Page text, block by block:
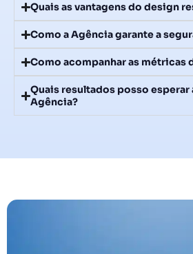
Quais as vantagens do design
Como a Agência garante a
Como acompanhar as métricas
Quais resultados posso esperar
Agência?